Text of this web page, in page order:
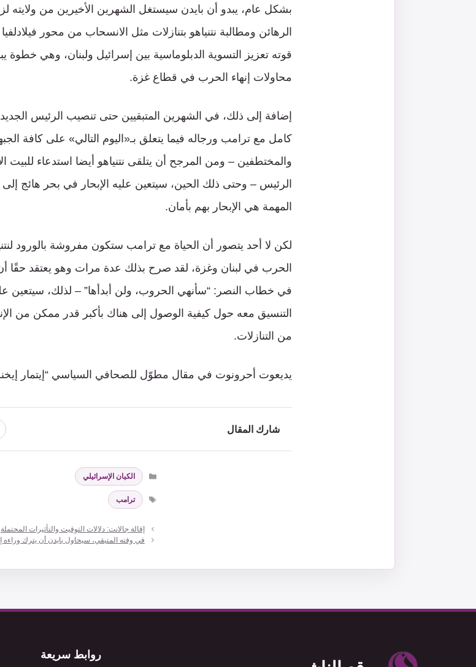
بشكل عام، يبدو أن بايدن سيستغل الشهرين الأخيرين من ولايته
الرهائن ومطالبة نتنياهو بتنازلات مثل الانسحاب من محور
قوته تعزيز التسوية الدبلوماسية بين إسرائيل ولبنان، وهي خطوة
محاولات إنهاء الحرب في قطاع غزة.
إضافة إلى ذلك، في الشهرين المتبقيين حتى تنصيب الرئيس
كامل مع ترامب ورجاله فيما يتعلق بـ«اليوم التالي» على كافة
والمختطفين – ومن المرجح أن يتلقى نتنياهو أيضا استدعاء
الرئيس – وحتى ذلك الحين، سيتعين عليه الإبحار في بحر هائج
المهمة هي الإبحار بهم بأمان.
لكن لا أحد يتصور أن الحياة مع ترامب ستكون مفروشة بالورود
الحرب في لبنان وغزة، لقد صرح بذلك عدة مرات وهو يعتقد حقًا
في خطاب النصر: “سأنهي الحروب، ولن أبدأها” – لذلك، سيتعين
التنسيق معه حول كيفية الوصول إلى هناك بأكبر قدر ممكن من
من التنازلات.
يديعوت أحرونوت في مقال مطوّل للصحافي السياسي “إيتمار
شارك المقال
التصنيفات
الكيان الإسرائيلي
الوسوم
ترامب
إقالة جالانت: دلالات التوقيت والتأثيرات المحتملة
في وقته المتبقي، سيحاول بايدن أن يترك وراءه
روابط سريعة